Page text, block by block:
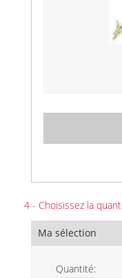
4 - Choisissez la
Ma sélection
Quantité: